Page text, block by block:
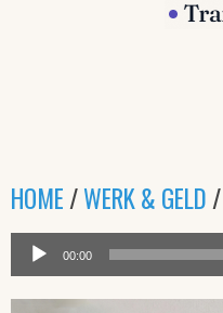
HOME/WERK & GELD/
Audiospeler
00:00